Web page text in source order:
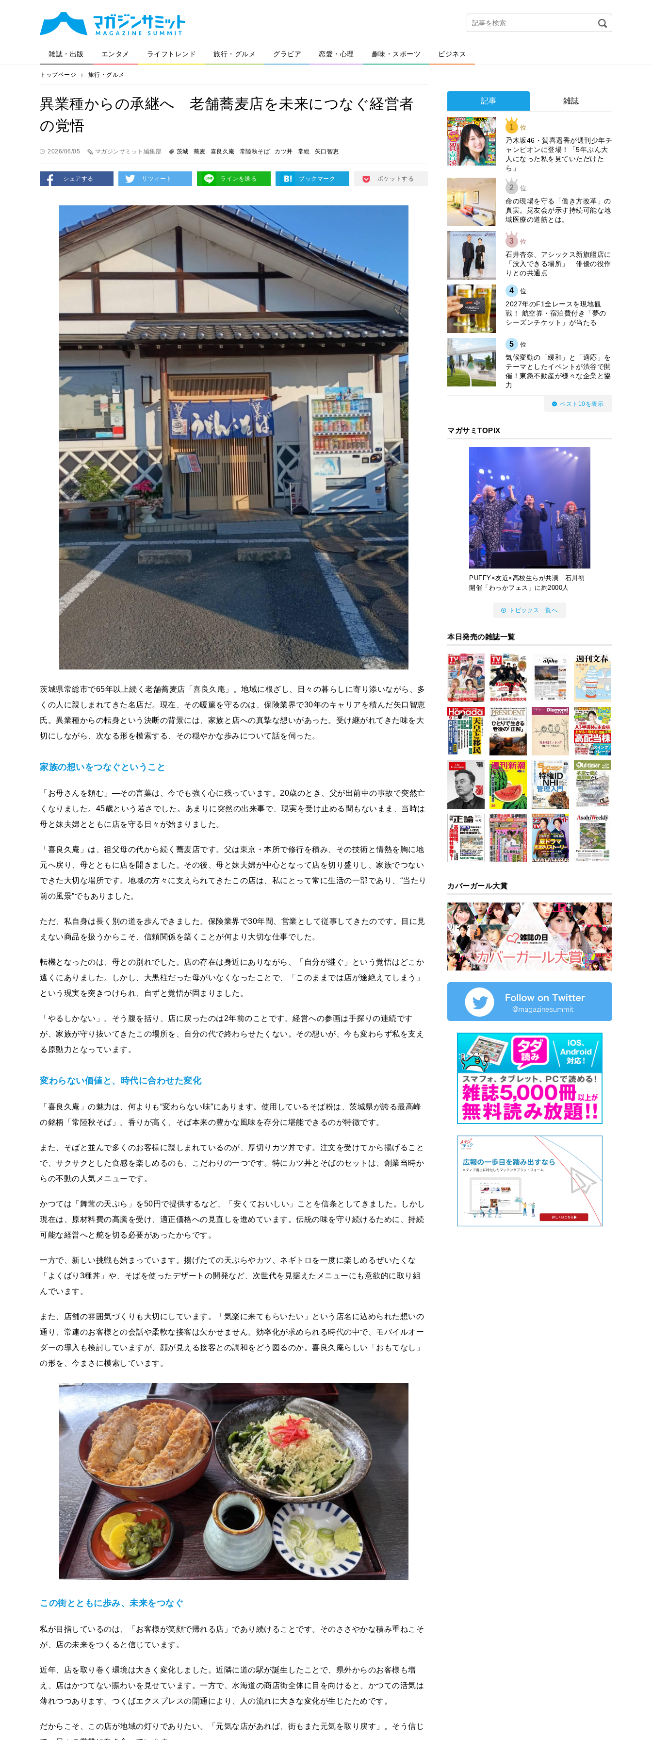
雑誌・出版 エンタメ ライフトレンド 旅行・グルメ グラビア 恋愛・心理 趣味・スポーツ ビジネス
トップページ 旅行・グルメ
異業種からの承継へ 老舗蕎麦店を未来につなぐ経営者
の覚悟
2026/06/05 マガジンサミット編集部 茨城 蕎麦 喜良久庵 常陸秋そば カツ丼 常総 矢口智恵
シェアする リツィート ラインを送る ブックマーク ポケットする
茨城県常総市で65年以上続く老舗蕎麦店「喜良久庵」。地域に根ざし、日々の暮らしに寄り添いながら、多
くの人に親しまれてきた名店だ。現在、その暖簾を守るのは、保険業界で30年のキャリアを積んだ矢口智恵
氏。異業種からの転身という決断の背景には、家族と店への真摯な想いがあった。受け継がれてきた味を大
切にしながら、次なる形を模索する、その穏やかな歩みについて話を伺った。
家族の想いをつなぐということ
「お母さんを頼む」―その言葉は、今でも強く心に残っています。20歳のとき、父が出前中の事故で突然亡
くなりました。45歳という若さでした。あまりに突然の出来事で、現実を受け止める間もないまま、当時は
母と妹夫婦とともに店を守る日々が始まりました。
「喜良久庵」は、祖父母の代から続く蕎麦店です。父は東京・本所で修行を積み、その技術と情熱を胸に地
元へ戻り、母とともに店を開きました。その後、母と妹夫婦が中心となって店を切り盛りし、家族でつない
できた大切な場所です。地域の方々に支えられてきたこの店は、私にとって常に生活の一部であり、“当たり
前の風景”でもありました。
ただ、私自身は長く別の道を歩んできました。保険業界で30年間、営業として従事してきたのです。目に見
えない商品を扱うからこそ、信頼関係を築くことが何より大切な仕事でした。
転機となったのは、母との別れでした。店の存在は身近にありながら、「自分が継ぐ」という覚悟はどこか
遠くにありました。しかし、大黒柱だった母がいなくなったことで、「このままでは店が途絶えてしまう」
という現実を突きつけられ、自ずと覚悟が固まりました。
「やるしかない」。そう腹を括り、店に戻ったのは2年前のことです。経営への参画は手探りの連続です
が、家族が守り抜いてきたこの場所を、自分の代で終わらせたくない。その想いが、今も変わらず私を支え
る原動力となっています。
変わらない価値と、時代に合わせた変化
「喜良久庵」の魅力は、何よりも“変わらない味”にあります。使用しているそば粉は、茨城県が誇る最高峰
の銘柄「常陸秋そば」。香りが高く、そば本来の豊かな風味を存分に堪能できるのが特徴です。
また、そばと並んで多くのお客様に親しまれているのが、厚切りカツ丼です。注文を受けてから揚げること
で、サクサクとした食感を楽しめるのも、こだわりの一つです。特にカツ丼とそばのセットは、創業当時か
らの不動の人気メニューです。
かつては「舞茸の天ぷら」を50円で提供するなど、「安くておいしい」ことを信条としてきました。しかし
現在は、原材料費の高騰を受け、適正価格への見直しを進めています。伝統の味を守り続けるために、持続
可能な経営へと舵を切る必要があったからです。
一方で、新しい挑戦も始まっています。揚げたての天ぷらやカツ、ネギトロを一度に楽しめるぜいたくな
「よくばり3種丼」や、そばを使ったデザートの開発など、次世代を見据えたメニューにも意欲的に取り組
んでいます。
また、店舗の雰囲気づくりも大切にしています。「気楽に来てもらいたい」という店名に込められた想いの
通り、常連のお客様との会話や柔軟な接客は欠かせません。効率化が求められる時代の中で、モバイルオー
ダーの導入も検討していますが、顔が見える接客との調和をどう図るのか。喜良久庵らしい「おもてなし」
の形を、今まさに模索しています。
この街とともに歩み、未来をつなぐ
私が目指しているのは、「お客様が笑顔で帰れる店」であり続けることです。そのささやかな積み重ねこそ
が、店の未来をつくると信じています。
近年、店を取り巻く環境は大きく変化しました。近隣に道の駅が誕生したことで、県外からのお客様も増
え、店はかつてない賑わいを見せています。一方で、水海道の商店街全体に目を向けると、かつての活気は
薄れつつあります。つくばエクスプレスの開通により、人の流れに大きな変化が生じたためです。
だからこそ、この店が地域の灯りでありたい。「元気な店があれば、街もまた元気を取り戻す」。そう信じ
記事 雑誌
1 位
乃木坂46・賀喜遥香が週刊少年チ
ャンピオンに登場！「5年ぶん大
人になった私を見ていただけた
ら」
2 位
​命の現場を守る「働き方改革」の
真実。晃友会が示す持続可能な地
域医療の道筋とは。
3 位
石井杏奈、アシックス新旗艦店に
「没入できる場所」 俳優の役作
りとの共通点
4 位
2027年のF1全レースを現地観
戦！ 航空券・宿泊費付き「夢の
シーズンチケット」が当たる
5 位
気候変動の「緩和」と「適応」を
テーマとしたイベントが渋谷で開
催！東急不動産が様々な企業と協
力
ベスト10を表示
マガサミTOPIX
PUFFY×友近×高校生らが共演 石川初
開催「わっかフェス」に約2000人
トピックス一覧へ
本日発売の雑誌一覧
カバーガール大賞